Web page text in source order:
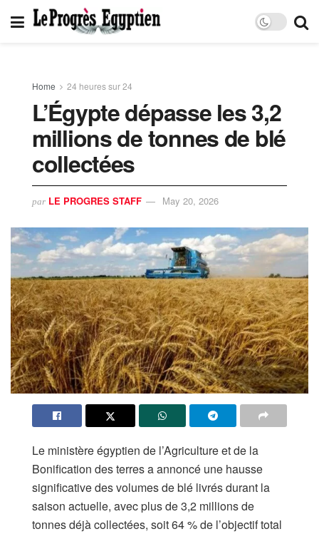
Home 24 heures sur 24
L’Égypte dépasse les 3,2
millions de tonnes de blé
collectées
par LE PROGRES STAFF May 20, 2026
Le ministère égyptien de l’Agriculture et de la
Bonification des terres a annoncé une hausse
significative des volumes de blé livrés durant la
saison actuelle, avec plus de 3,2 millions de
tonnes déjà collectées, soit 64 % de l’objectif total